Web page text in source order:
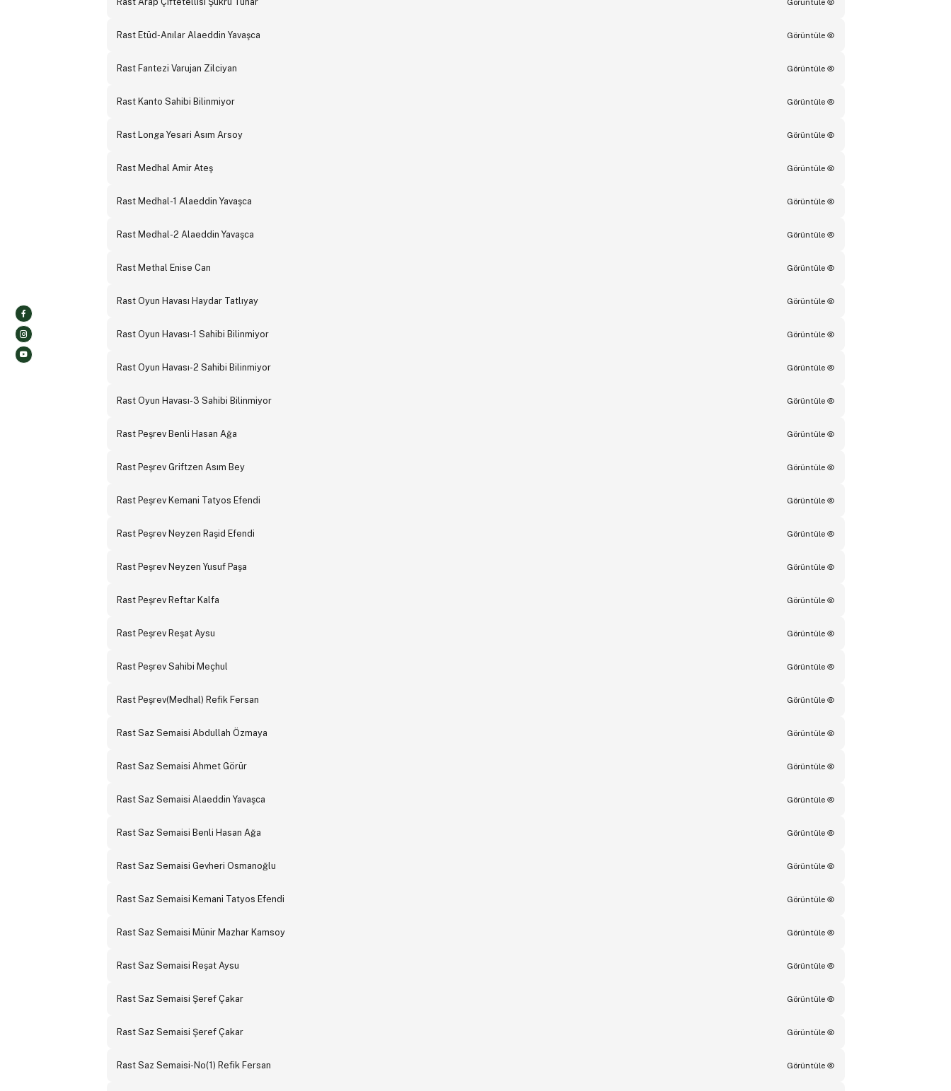
Rast Etüd-Anılar Alaeddin Yavaşca Görüntüle
Rast Fantezi Varujan Zilciyan Görüntüle
Rast Kanto Sahibi Bilinmiyor Görüntüle
Rast Longa Yesari Asım Arsoy Görüntüle
Rast Medhal Amir Ateş Görüntüle
Rast Medhal-1 Alaeddin Yavaşca Görüntüle
Rast Medhal-2 Alaeddin Yavaşca Görüntüle
Rast Methal Enise Can Görüntüle
Rast Oyun Havası Haydar Tatlıyay Görüntüle
Rast Oyun Havası-1 Sahibi Bilinmiyor Görüntüle
Rast Oyun Havası-2 Sahibi Bilinmiyor Görüntüle
Rast Oyun Havası-3 Sahibi Bilinmiyor Görüntüle
Rast Peşrev Benli Hasan Ağa Görüntüle
Rast Peşrev Griftzen Asım Bey Görüntüle
Rast Peşrev Kemani Tatyos Efendi Görüntüle
Rast Peşrev Neyzen Raşid Efendi Görüntüle
Rast Peşrev Neyzen Yusuf Paşa Görüntüle
Rast Peşrev Reftar Kalfa Görüntüle
Rast Peşrev Reşat Aysu Görüntüle
Rast Peşrev Sahibi Meçhul Görüntüle
Rast Peşrev(Medhal) Refik Fersan Görüntüle
Rast Saz Semaisi Abdullah Özmaya Görüntüle
Rast Saz Semaisi Ahmet Görür Görüntüle
Rast Saz Semaisi Alaeddin Yavaşca Görüntüle
Rast Saz Semaisi Benli Hasan Ağa Görüntüle
Rast Saz Semaisi Gevheri Osmanoğlu Görüntüle
Rast Saz Semaisi Kemani Tatyos Efendi Görüntüle
Rast Saz Semaisi Münir Mazhar Kamsoy Görüntüle
Rast Saz Semaisi Reşat Aysu Görüntüle
Rast Saz Semaisi Şeref Çakar Görüntüle
Rast Saz Semaisi Şeref Çakar Görüntüle
Rast Saz Semaisi-No(1) Refik Fersan Görüntüle